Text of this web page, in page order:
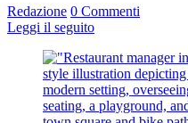
Redazione 0 Commenti
Leggi il seguito